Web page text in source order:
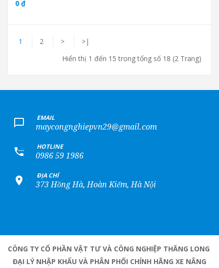
0 ₫
1 2 >
>|
Hiển thị 1 đến 15 trong tổng số 18 (2 Trang)
EMAIL
maycongnghiepvn29@gmail.com
HOTLINE
0986 59 1986
ĐỊA CHỈ
373 Hồng Hà, Hoàn Kiếm, Hà Nội
CÔNG TY CỔ PHẦN VẬT TƯ VÀ CÔNG NGHIỆP THĂNG LONG
ĐẠI LÝ NHẬP KHẨU VÀ PHÂN PHỐI CHÍNH HÃNG XE NÂNG